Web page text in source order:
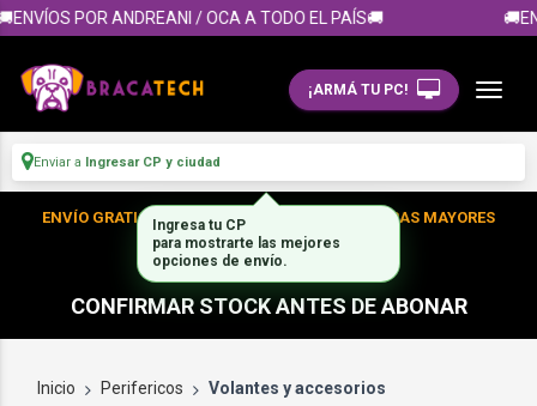
POR ANDREANI / OCA A TODO EL PAÍS🚚
¡ARMÁ TU PC!
Enviar a Ingresar CP y ciudad
ENVÍO GRATIS DENTRO DE CABA EN TUS COMPRAS MAYORES
A $300.000
CONFIRMAR STOCK ANTES DE ABONAR
Inicio Perifericos Volantes y accesorios
Ingresa tu CP
para mostrarte las mejores
opciones de envío.